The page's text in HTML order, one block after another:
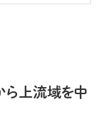
ら上流域を中